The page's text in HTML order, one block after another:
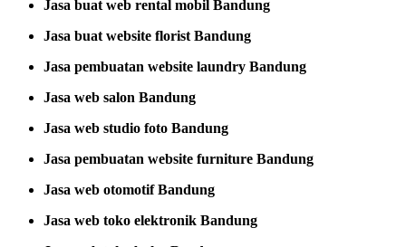
Jasa buat web rental mobil Bandung
Jasa buat website florist Bandung
Jasa pembuatan website laundry Bandung
Jasa web salon Bandung
Jasa web studio foto Bandung
Jasa pembuatan website furniture Bandung
Jasa web otomotif Bandung
Jasa web toko elektronik Bandung